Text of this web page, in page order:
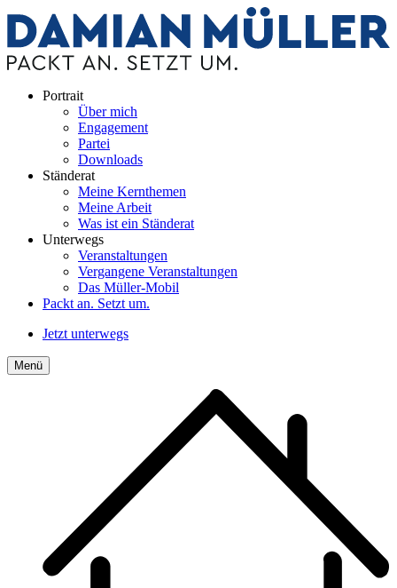
Portrait
Über mich
Engagement
Partei
Downloads
Ständerat
Meine Kernthemen
Meine Arbeit
Was ist ein Ständerat
Unterwegs
Veranstaltungen
Vergangene Veranstaltungen
Das Müller-Mobil
Packt an. Setzt um.
Jetzt unterwegs
Menü